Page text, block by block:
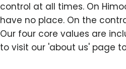
control at all times. On
have no place. On the
Our four core values are
to visit our 'about us' page